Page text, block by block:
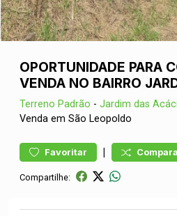
OPORTUNIDADE PARA
VENDA NO BAIRRO
Terreno Padrão - Jardim das
Venda em São Leopoldo
Favoritar |
Compartilhe: